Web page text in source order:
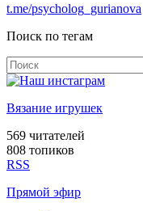
t.me/psycholog_gurianova
Поиск по тегам
Вязание игрушек
569 читателей
808 топиков
RSS
Прямой эфир